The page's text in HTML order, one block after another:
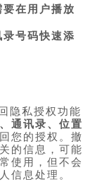
在用户播放
号码快速添
隐私授权功能
通讯录、位置
您的授权。撤
的信息，可能
使用，但不会
信息处理。